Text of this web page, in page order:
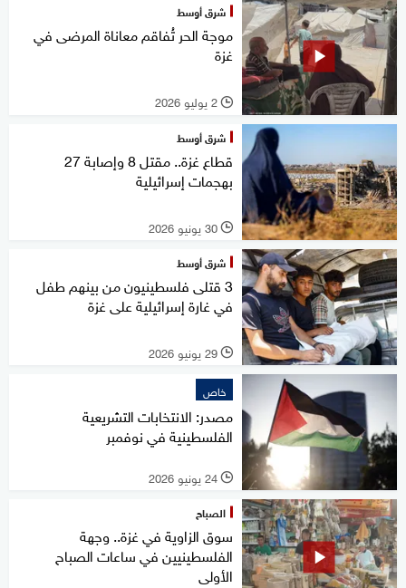
شرق أوسط
موجة الحر تُفاقم معاناة المرضى في
غزة
l 2 يوليو 2026
شرق أوسط
قطاع غزة.. مقتل 8 وإصابة 27
بهجمات إسرائيلية
l 30 يونيو 2026
شرق أوسط
3 قتلى فلسطينيون من بينهم طفل
في غارة إسرائيلية على غزة
l 29 يونيو 2026
خاص
مصدر: الانتخابات التشريعية
الفلسطينية في نوفمبر
l 24 يونيو 2026
الصباح
سوق الزاوية في غزة.. وجهة
الفلسطينيين في ساعات الصباح
الأولى